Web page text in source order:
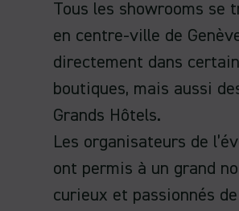
Tous les showrooms se
en centre-ville de
directement dans
boutiques, mais aussi
Grands Hôtels.
Les organisateurs de
ont permis à un grand
curieux et passionnés